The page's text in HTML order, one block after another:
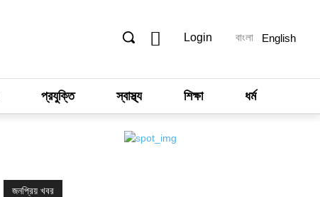
Login বাংলা English
প্রযুক্তি স্বাস্থ্য শিক্ষা ধর্ম
জনপ্রিয় খবর